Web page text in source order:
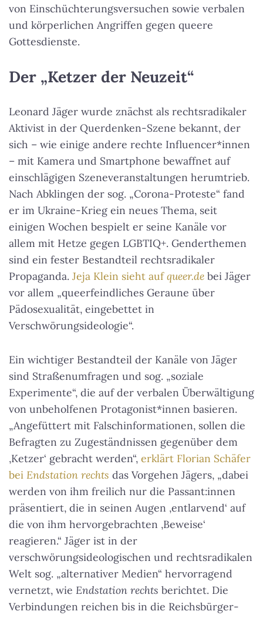
von Einschüchterungsversuchen sowie verbalen
und körperlichen Angriffen gegen queere
Gottesdienste.
Der „Ketzer der Neuzeit“
Leonard Jäger wurde znächst als rechtsradikaler
Aktivist in der Querdenken-Szene bekannt, der
sich – wie einige andere rechte Influencer*innen
– mit Kamera und Smartphone bewaffnet auf
einschlägigen Szeneveranstaltungen herumtrieb.
Nach Abklingen der sog. „Corona-Proteste“ fand
er im Ukraine-Krieg ein neues Thema, seit
einigen Wochen bespielt er seine Kanäle vor
allem mit Hetze gegen LGBTIQ+. Genderthemen
sind ein fester Bestandteil rechtsradikaler
Propaganda. Jeja Klein sieht aufqueer.de bei Jäger
vor allem „queerfeindliches Geraune über
Pädosexualität, eingebettet in
Verschwörungsideologie“.
Ein wichtiger Bestandteil der Kanäle von Jäger
sind Straßenumfragen und sog. „soziale
Experimente“, die auf der verbalen Überwältigung
von unbeholfenen Protagonist*innen basieren.
„Angefüttert mit Falschinformationen, sollen die
Befragten zu Zugeständnissen gegenüber dem
‚Ketzer‘ gebracht werden“, erklärt Florian Schäfer
bei Endstation rechts das Vorgehen Jägers, „dabei
werden von ihm freilich nur die Passant:innen
präsentiert, die in seinen Augen ‚entlarvend‘ auf
die von ihm hervorgebrachten ‚Beweise‘
reagieren.“ Jäger ist in der
verschwörungsideologischen und rechtsradikalen
Welt sog. „alternativer Medien“ hervorragend
vernetzt, wie Endstation rechts berichtet. Die
Verbindungen reichen bis in die Reichsbürger-